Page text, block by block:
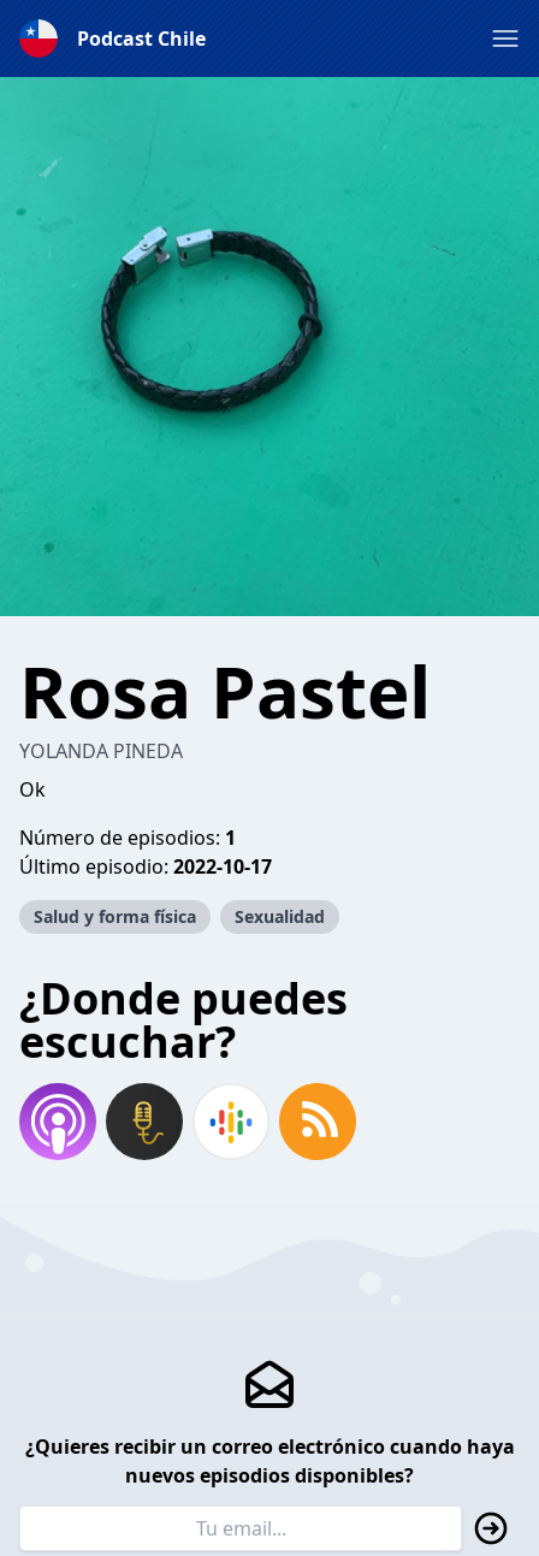
Podcast Chile
Rosa Pastel
YOLANDA PINEDA
Ok
Número de episodios: 1
Último episodio: 2022-10-17
Salud y forma física Sexualidad
¿Donde puedes
escuchar?
¿Quieres recibir un correo electrónico cuando haya
nuevos episodios disponibles?